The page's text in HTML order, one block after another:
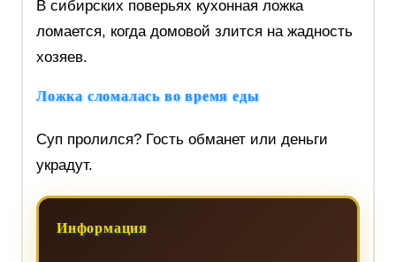
В сибирских поверьях кухонная ложка
ломается, когда домовой злится на жадность
хозяев.
Ложка сломалась во время еды
Суп пролился? Гость обманет или деньги
украдут.
Информация